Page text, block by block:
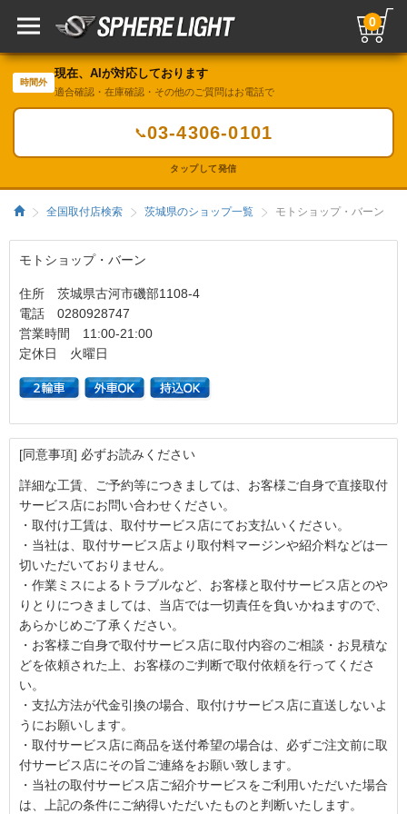
0
時間外
現在、AIが対応しております
適合確認・在庫確認・その他のご質問はお電話で
📞03-4306-0101
タップして発信
全国取付店検索 茨城県のショップ一覧 モトショップ・バーン
モトショップ・バーン
住所 茨城県古河市磯部1108-4
電話 0280928747
営業時間 11:00-21:00
定休日 火曜日
[同意事項] 必ずお読みください
詳細な工賃、ご予約等につきましては、お客様ご自身で直接取付
サービス店にお問い合わせください。
・取付け工賃は、取付サービス店にてお支払いください。
・当社は、取付サービス店より取付料マージンや紹介料などは一
切いただいておりません。
・作業ミスによるトラブルなど、お客様と取付サービス店とのや
りとりにつきましては、当店では一切責任を負いかねますので、
あらかじめご了承ください。
・お客様ご自身で取付サービス店に取付内容のご相談・お見積な
どを依頼された上、お客様のご判断で取付依頼を行ってくださ
い。
・支払方法が代金引換の場合、取付けサービス店に直送しないよ
うにお願いします。
・取付サービス店に商品を送付希望の場合は、必ずご注文前に取
付サービス店にその旨ご連絡をお願い致します。
・当社の取付サービス店ご紹介サービスをご利用いただいた場合
は、上記の条件にご納得いただいたものと判断いたします。